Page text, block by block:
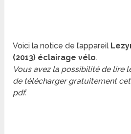
Voici la notice de l’appareil
(2013) éclairage vélo.
Vous avez la possibilité de lire
de télécharger gratuitement
pdf.